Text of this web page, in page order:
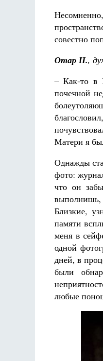
совестно
Отар Н.,
– Как-то в
почечной
Матери я
Однажды
фото:
что он
выполнишь,
Близкие,
памяти
меня в
одной
дней, в
были
любые